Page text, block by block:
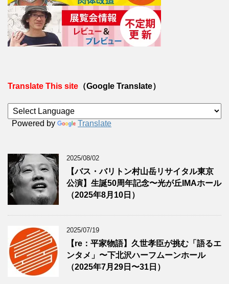
Translate This site （Google Translate）
Powered by Translate
2025/08/02
【バス・バリトン村山岳リサイタル東京
公演】生誕50周年記念〜光が丘IMAホール
（2025年8月10日）
2025/07/19
【re：平家物語】久世孝臣が挑む「語るエ
ンタメ」〜下北沢ハーフムーンホール
（2025年7月29日〜31日）